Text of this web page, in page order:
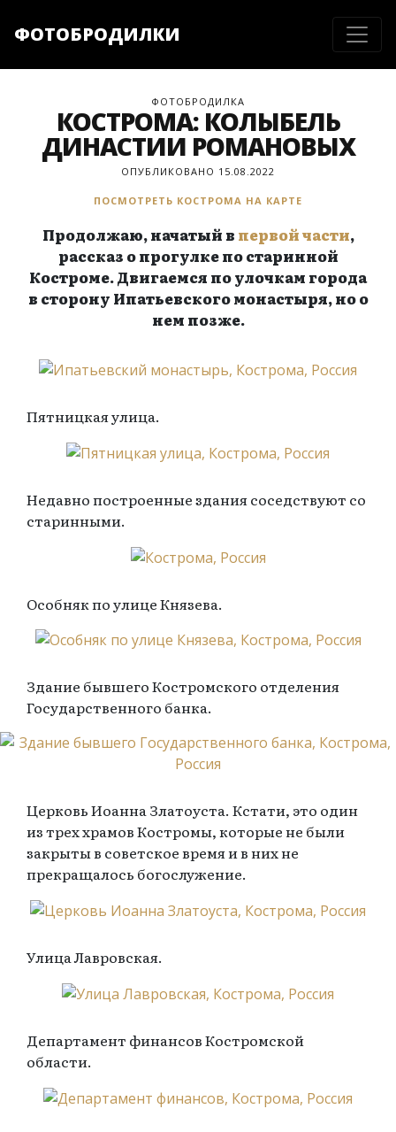
ФОТОБРОДИЛКИ
ФОТОБРОДИЛКА
КОСТРОМА: КОЛЫБЕЛЬ
ДИНАСТИИ РОМАНОВЫХ
ОПУБЛИКОВАНО 15.08.2022
ПОСМОТРЕТЬ КОСТРОМА НА КАРТЕ
Продолжаю, начатый в первой части,
рассказ о прогулке по старинной
Костроме. Двигаемся по улочкам города
в сторону Ипатьевского монастыря, но о
нем позже.
Пятницкая улица.
Недавно построенные здания соседствуют со
старинными.
Особняк по улице Князева.
Здание бывшего Костромского отделения
Государственного банка.
Церковь Иоанна Златоуста. Кстати, это один
из трех храмов Костромы, которые не были
закрыты в советское время и в них не
прекращалось богослужение.
Улица Лавровская.
Департамент финансов Костромской
области.